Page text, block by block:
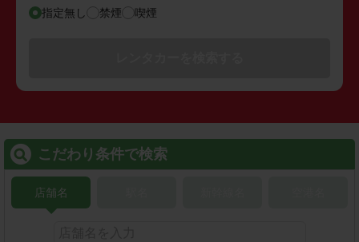
指定無し 禁煙 喫煙
こだわり条件で検索
店舗名